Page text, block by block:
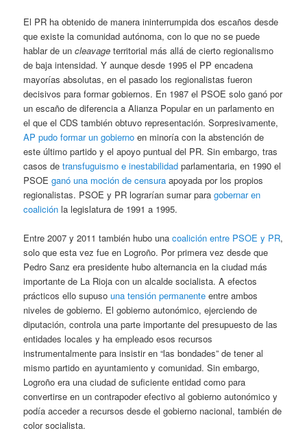
El PR ha obtenido de manera ininterrumpida dos escaños desde
que existe la comunidad autónoma, con lo que no se puede
hablar de uncleavageterritorial más allá de cierto regionalismo
de baja intensidad. Y aunque desde 1995 el PP encadena
mayorías absolutas, en el pasado los regionalistas fueron
decisivos para formar gobiernos. En 1987 el PSOE solo ganó por
un escaño de diferencia a Alianza Popular en un parlamento en
el que el CDS también obtuvo representación. Sorpresivamente,
AP pudo formar un gobierno en minoría con la abstención de
este último partido y el apoyo puntual del PR. Sin embargo, tras
casos detransfuguismo e inestabilidad parlamentaria, en 1990 el
PSOEganó una moción de censura apoyada por los propios
regionalistas. PSOE y PR lograrían sumar paragobernar en
coalición la legislatura de 1991 a 1995.
Entre 2007 y 2011 también hubo unacoalición entre PSOE y PR,
solo que esta vez fue en Logroño. Por primera vez desde que
Pedro Sanz era presidente hubo alternancia en la ciudad más
importante de La Rioja con un alcalde socialista. A efectos
prácticos ello supusouna tensión permanente entre ambos
niveles de gobierno. El gobierno autonómico, ejerciendo de
diputación, controla una parte importante del presupuesto de las
entidades locales y ha empleado esos recursos
instrumentalmente para insistir en “las bondades” de tener al
mismo partido en ayuntamiento y comunidad. Sin embargo,
Logroño era una ciudad de suficiente entidad como para
convertirse en un contrapoder efectivo al gobierno autonómico y
podía acceder a recursos desde el gobierno nacional, también de
color socialista.